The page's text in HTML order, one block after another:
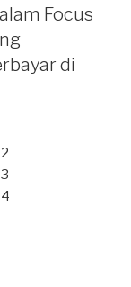
Focus
di